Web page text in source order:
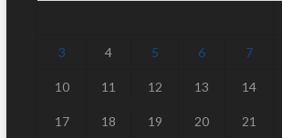
3 4 5 6 7
10 11 12 13 14
17 18 19 20 21